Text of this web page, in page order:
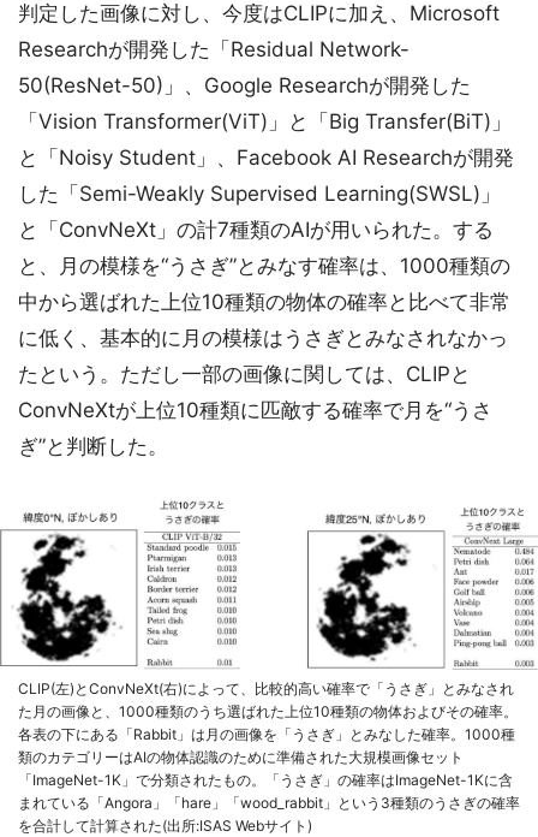
判定した画像に対し、今度はCLIPに加え、Microsoft
Researchが開発した「Residual Network-
50(ResNet-50)」、Google Researchが開発した
「Vision Transformer(ViT)」と「Big Transfer(BiT)」
と「Noisy Student」、Facebook AI Researchが開発
した「Semi-Weakly Supervised Learning(SWSL)」
と「ConvNeXt」の計7種類のAIが用いられた。する
と、月の模様を“うさぎ”とみなす確率は、1000種類の
中から選ばれた上位10種類の物体の確率と比べて非常
に低く、基本的に月の模様はうさぎとみなされなかっ
たという。ただし一部の画像に関しては、CLIPと
ConvNeXtが上位10種類に匹敵する確率で月を“うさ
ぎ”と判断した。
CLIP(左)とConvNeXt(右)によって、比較的高い確率で「うさぎ」とみなされ
た月の画像と、1000種類のうち選ばれた上位10種類の物体およびその確率。
各表の下にある「Rabbit」は月の画像を「うさぎ」とみなした確率。1000種
類のカテゴリーはAIの物体認識のために準備された大規模画像セット
「ImageNet-1K」で分類されたもの。「うさぎ」の確率はImageNet-1Kに含
まれている「Angora」「hare」「wood_rabbit」という3種類のうさぎの確率
を合計して計算された(出所:ISAS Webサイト)